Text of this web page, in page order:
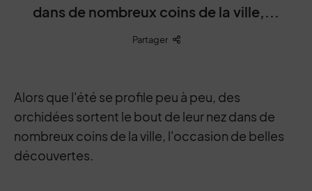
dans de nombreux coins de la ville,...
Partager Liste des liens de partage
Alors que l'été se profile peu à peu, des
orchidées sortent le bout de leur nez dans de
nombreux coins de la ville, l'occasion de belles
découvertes.